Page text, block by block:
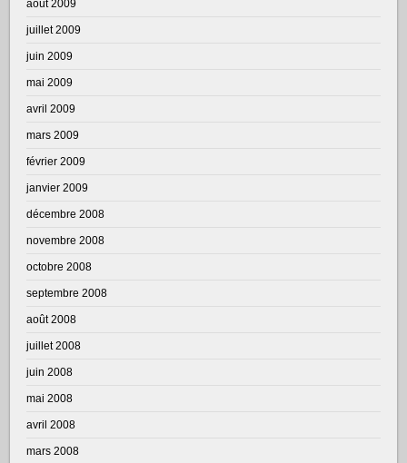
août 2009
juillet 2009
juin 2009
mai 2009
avril 2009
mars 2009
février 2009
janvier 2009
décembre 2008
novembre 2008
octobre 2008
septembre 2008
août 2008
juillet 2008
juin 2008
mai 2008
avril 2008
mars 2008